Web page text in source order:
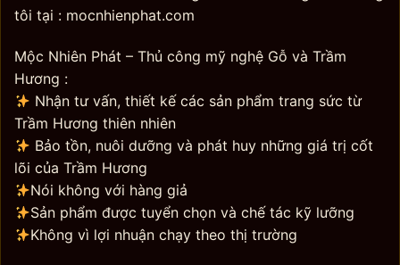
tôi tại : mocnhienphat.com
Mộc Nhiên Phát – Thủ công mỹ nghệ Gỗ và Trầm
Hương :
Nhận tư vấn, thiết kế các sản phẩm trang sức từ
Trầm Hương thiên nhiên
Bảo tồn, nuôi dưỡng và phát huy những giá trị cốt
lõi của Trầm Hương
Nói không với hàng giả
Sản phẩm được tuyển chọn và chế tác kỹ lưỡng
Không vì lợi nhuận chạy theo thị trường